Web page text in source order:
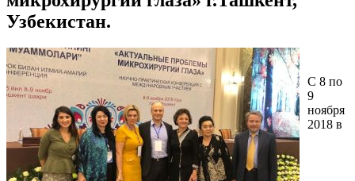
Узбекистан.
С 8 по
9
ноября
2018 в